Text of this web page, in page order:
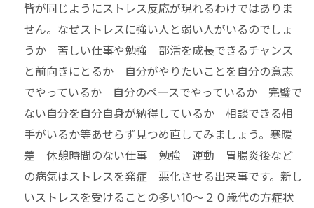
皆が同じようにストレス反応が現れるわけではありま
せん。なぜストレスに強い人と弱い人がいるのでしょ
うか 苦しい仕事や勉強 部活を成長できるチャンス
と前向きにとるか 自分がやりたいことを自分の意志
でやっているか 自分のペースでやっているか 完璧で
ない自分を自分自身が納得しているか 相談できる相
手がいるか等あせらず見つめ直してみましょう。寒暖
差 休憩時間のない仕事 勉強 運動 胃腸炎後など
の病気はストレスを発症 悪化させる出来事です。新し
いストレスを受けることの多い10～２０歳代の方症状